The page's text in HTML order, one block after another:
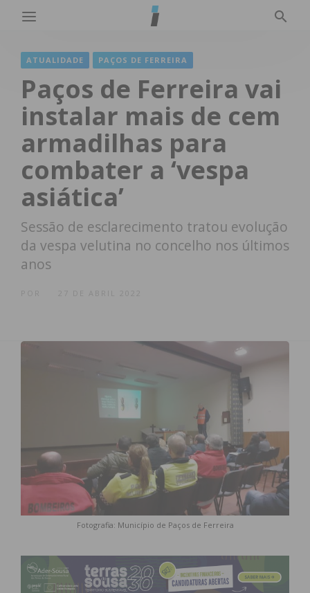
ATUALIDADE PAÇOS DE FERREIRA
Paços de Ferreira vai
instalar mais de cem
armadilhas para
combater a ‘vespa
asiática’
Sessão de esclarecimento tratou evolução
da vespa velutina no concelho nos últimos
anos
27 DE ABRIL 2022
Fotografia: Município de Paços de Ferreira